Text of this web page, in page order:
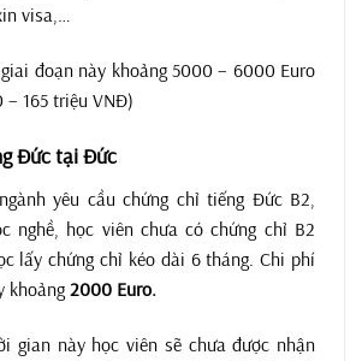
visa,…
đoạn này khoảng 5000 – 6000 Euro
– 165 triệu VNĐ)
Đức tại Đức
yêu cầu chứng chỉ tiếng Đức B2,
nghề, học viên chưa có chứng chỉ B2
lấy chứng chỉ kéo dài 6 tháng. Chi phí
khoảng 2000 Euro.
gian này học viên sẽ chưa được nhận